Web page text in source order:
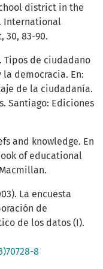
district in the
International
30, 83-90.
Tipos de ciudadano
democracia. En:
de la ciudadanía.
Santiago: Ediciones
and knowledge. En
of educational
La encuesta
de
de los datos (I).
8